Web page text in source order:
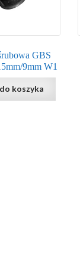
GBS
9mm W1
koszyka